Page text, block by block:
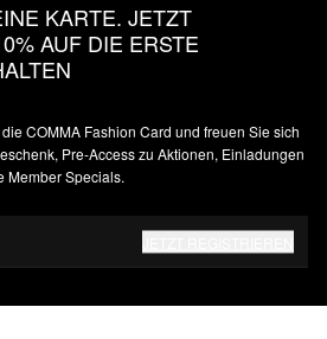
KARTE. JETZT
AUF DIE ERSTE
COMMA Fashion Card und freuen Sie sich
Pre-Access zu Aktionen, Einladungen
Member Specials.